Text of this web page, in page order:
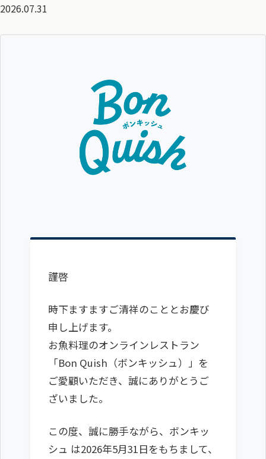
2026.07.31
謹啓
時下ますますご清祥のこととお慶び
申し上げます。
お魚料理のオンラインレストラン
「Bon Quish（ボンキッシュ）」を
ご愛顧いただき、誠にありがとうご
ざいました。
この度、誠に勝手ながら、ボンキッ
シュ は2026年5月31日をもちまして、